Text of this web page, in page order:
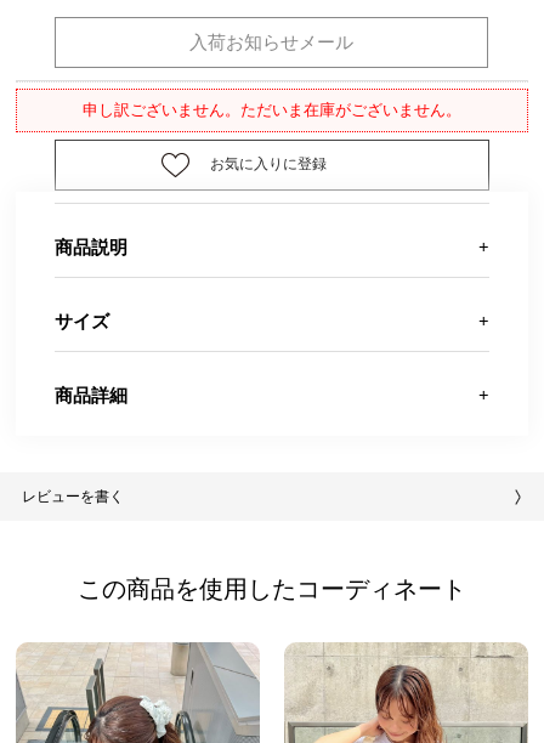
申し訳ございません。ただいま在庫がございません。
お気に入りに登録
商品説明
サイズ
商品詳細
レビューを書く
この商品を使用したコーディネート